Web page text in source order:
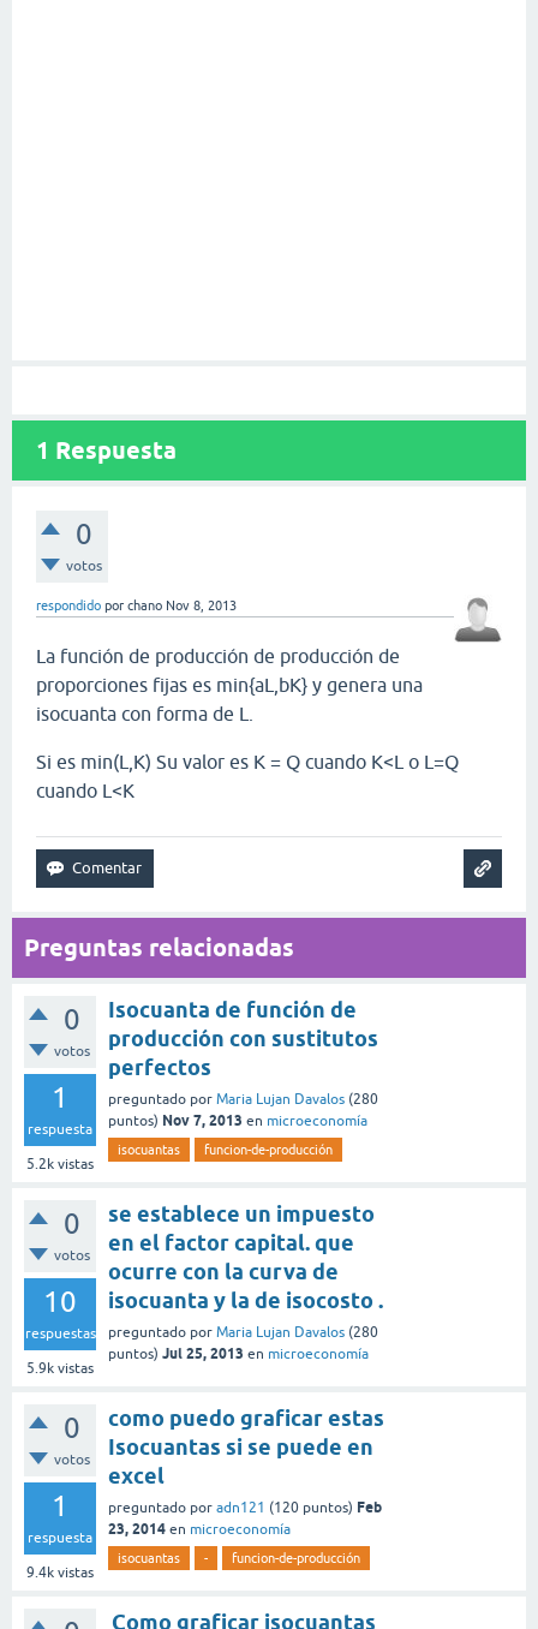
1 Respuesta
0
votos
respondido por chano Nov 8, 2013
La función de producción de producción de
proporciones fijas es min{aL,bK} y genera una
isocuanta con forma de L.
Si es min(L,K) Su valor es K = Q cuando K<L o L=Q
cuando L<K
Preguntas relacionadas
0
votos
1
respuesta
5.2k vistas
Isocuanta de función de
producción con sustitutos
perfectos
preguntado por Maria Lujan Davalos (280
puntos) Nov 7, 2013 en microeconomía
isocuantas funcion-de-producción
0
votos
10
respuestas
5.9k vistas
se establece un impuesto
en el factor capital. que
ocurre con la curva de
isocuanta y la de isocosto .
preguntado por Maria Lujan Davalos (280
puntos) Jul 25, 2013 en microeconomía
0
votos
1
respuesta
9.4k vistas
como puedo graficar estas
Isocuantas si se puede en
excel
preguntado por adn121 (120 puntos) Feb
23, 2014 en microeconomía
isocuantas - funcion-de-producción
Como graficar isocuantas